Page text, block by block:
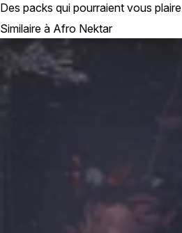
Des packs qui pourraient vous plaire
Similaire à Afro Nektar